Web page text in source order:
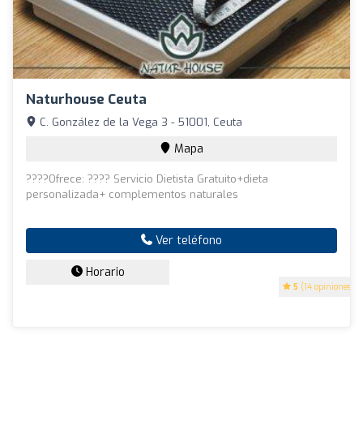
Naturhouse Ceuta
5 (14 opiniones)
C. González de la Vega 3 - 51001, Ceuta
Mapa
????Ofrece: ???? Servicio Dietista Gratuito+dieta
personalizada+ complementos naturales
Ver teléfono
Horario